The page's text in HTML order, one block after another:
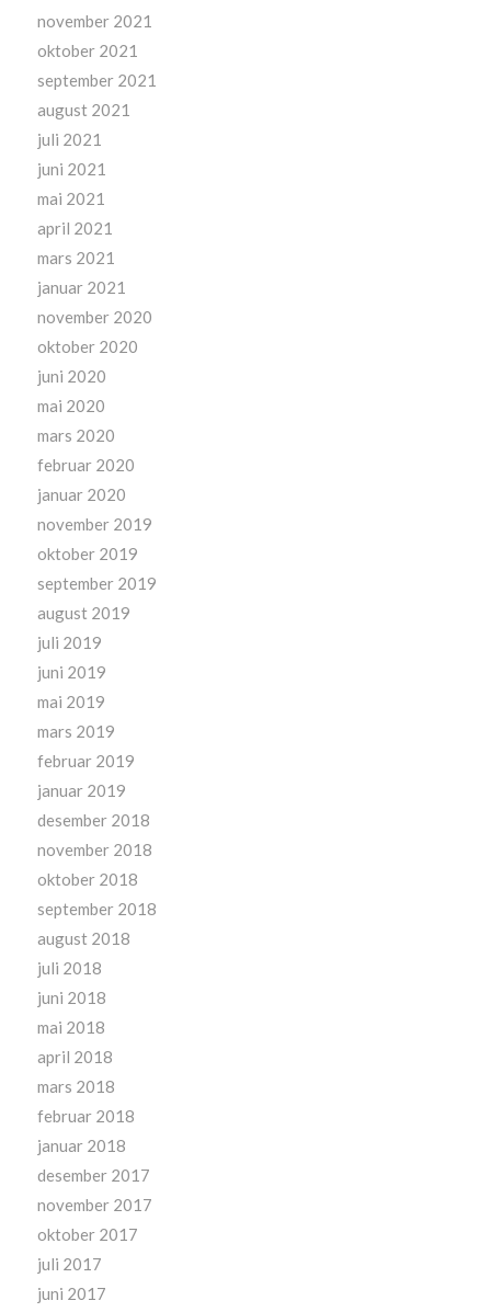
november 2021
oktober 2021
september 2021
august 2021
juli 2021
juni 2021
mai 2021
april 2021
mars 2021
januar 2021
november 2020
oktober 2020
juni 2020
mai 2020
mars 2020
februar 2020
januar 2020
november 2019
oktober 2019
september 2019
august 2019
juli 2019
juni 2019
mai 2019
mars 2019
februar 2019
januar 2019
desember 2018
november 2018
oktober 2018
september 2018
august 2018
juli 2018
juni 2018
mai 2018
april 2018
mars 2018
februar 2018
januar 2018
desember 2017
november 2017
oktober 2017
juli 2017
juni 2017